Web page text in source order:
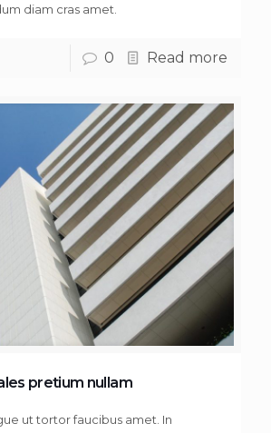
diam cras amet.
0 Read more
pretium nullam
ut tortor faucibus amet. In